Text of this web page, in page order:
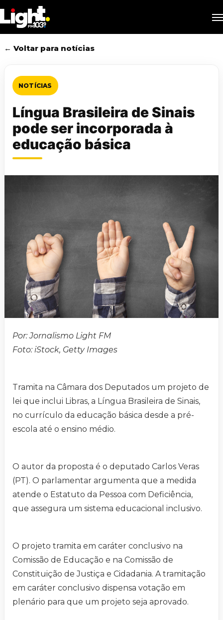
to
main
content
← Voltar para notícias
NOTÍCIAS
Língua Brasileira de Sinais
pode ser incorporada à
educação básica
Por: Jornalismo Light FM
Foto: iStock, Getty Images
Tramita na Câmara dos Deputados um projeto de
lei que inclui Libras, a Língua Brasileira de Sinais,
no currículo da educação básica desde a pré-
escola até o ensino médio.
O autor da proposta é o deputado Carlos Veras
(PT). O parlamentar argumenta que a medida
atende o Estatuto da Pessoa com Deficiência,
que assegura um sistema educacional inclusivo.
O projeto tramita em caráter conclusivo na
Comissão de Educação e na Comissão de
Constituição de Justiça e Cidadania. A tramitação
em caráter conclusivo dispensa votação em
plenário para que um projeto seja aprovado.